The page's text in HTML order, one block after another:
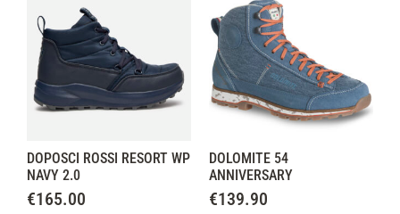
DOPOSCI ROSSI RESORT WP
NAVY 2.0
€165.00
DOLOMITE 54
ANNIVERSARY
€139.90